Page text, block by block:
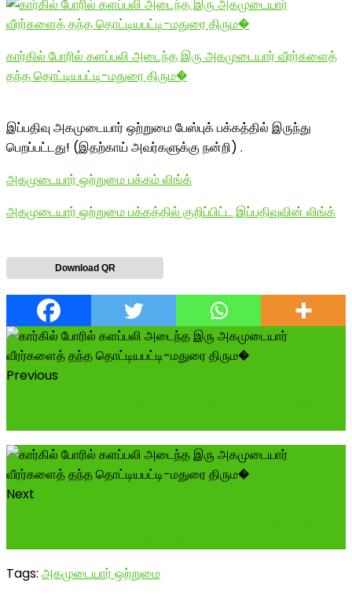
கார்கில் போரில் களப்பலி அடைந்த இரு அகமுடையார் வீரர்களைத்
தந்த தொட்டியபட்டி-மதுரை திரும�
இப்பதிவு அகமுடையார் ஒற்றுமை பேஸ்புக் பக்கத்தில் இருந்து
பெறப்பட்டது! (இதற்காய் அவர்களுக்கு நன்றி) .
அகமுடையார் ஒற்றுமை பக்கம் லிங்க்
அகமுடையார் ஒற்றுமை பக்கத்தில் குறிப்பிட்ட இப்பதிவுவின் லிங்க்
Download QR
Previous
Next
Tags: அகமுடையார் ஒற்றுமை